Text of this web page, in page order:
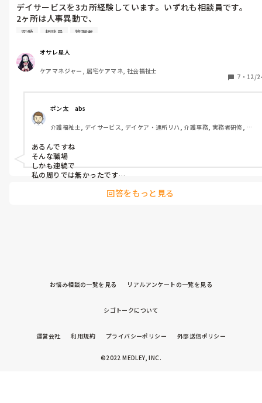
どなたか、『自分ならこう思う』『いや、こういう意味じゃない
か？』等、お願い致します。
職場もまだ一年未満。これ以上履歴書を黒くしたくない。
・三年ほど後に、車をキャッシュで購入したいので、給料やボー
ナスを貯めなければならず、給料やボーナスが貰えるブランクを
・趣味🎷🎶その他プライベートを、全て現職のシフト等に合わせ
ている。それを崩したくない。
・ケアマネ更新研修、バンドの練習、病院受診等色々あるが、こ
験はない。求人を見てると、『未経験歓迎』とか、『充実した研
修制度あり！』とか書いてある所もあるけど、実際にはケアマネ
の先輩は忙しいから、私に教えてるヒマなんてないのではない
か。また、パワハラやいじめに遭わないか。
どうしましょう。
ケアマネは、出来れば居宅介護支援事業所でやってみたいです。
デイサービスを3カ所経験しています。いずれも相談員です。
2ヶ所は人事異動で、
もう1ヶ所は転職で、現在の職場です。
管理者はいずれも男性です。
一人目は、当時50代で奥さんと別居中で、パートの若い女の子と
二人目は、当時40代独身で、パートの既婚の女の子と不倫！！
三人目は、夫婦で経営してるくせに、別のパートさんと・・・
今、職場がお家騒動状態なんですが。
どうして私とペア組んだ管理者は、みーんなそういう道に走って
恋愛 相談員 管理者
オサレ星人
ケアマネジャー, 居宅ケアマネ, 社会福祉士
7 ・ 12/
ポン太　abs
介護福祉士, デイサービス, デイケア・通所リハ, 介護事務, 実務者研修, 小
あるんですね
そんな職場
しかも連続で
私の周りでは無かったです
でも気持ちが抑えられない時もあるかな？
回答をもっと見る
お悩み相談の一覧を見る リアルアンケートの一覧を見る
シゴトークについて
運営会社 利用規約 プライバシーポリシー 外部送信ポリシー
©2022 MEDLEY, INC.